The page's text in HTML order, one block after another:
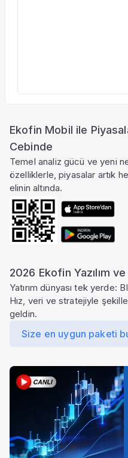
Ekofin Mobil ile
Cebinde
Temel analiz gücü ve yeni
özelliklerle, piyasalar artık
elinin altında.
2026 Ekofin Yazılım
Yatırım dünyası tek yerde:
Hız, veri ve stratejiyle
geldin.
Size en uygun paketi